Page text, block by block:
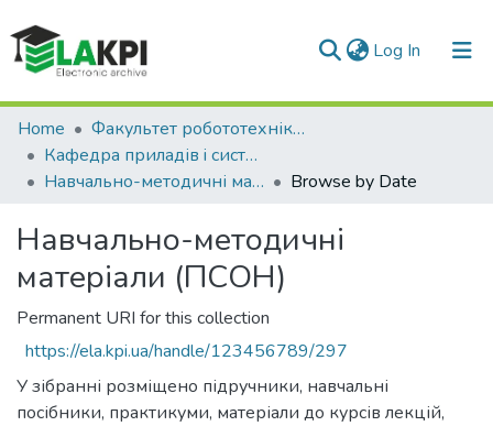
Log In (current)
Communities & Collections
All of DSpace
Home
Факультет робототехніки та приладобудування (ФРП)
Кафедра приладів i систем орієнтації та навігації (ПСОН)
Навчально-методичні матеріали (ПСОН)
Browse by Date
Навчально-методичні
матеріали (ПСОН)
Permanent URI for this collection
https://ela.kpi.ua/handle/123456789/297
У зібранні розміщено підручники, навчальні
посібники, практикуми, матеріали до курсів лекцій,